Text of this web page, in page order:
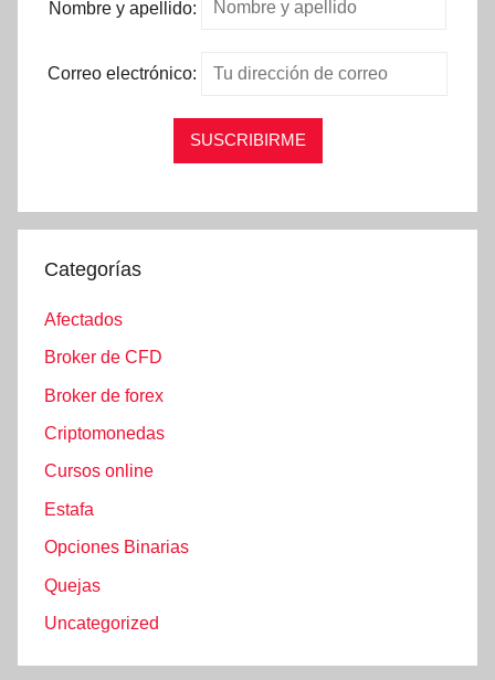
Nombre y apellido:
Correo electrónico:
Categorías
Afectados
Broker de CFD
Broker de forex
Criptomonedas
Cursos online
Estafa
Opciones Binarias
Quejas
Uncategorized